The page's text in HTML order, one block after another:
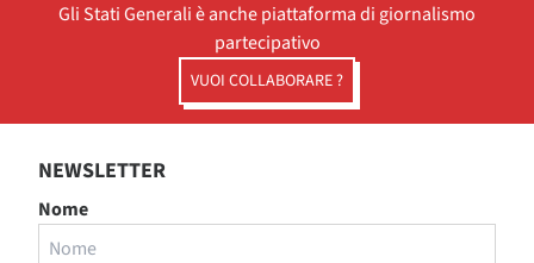
Gli Stati Generali è anche piattaforma di giornalismo
partecipativo
VUOI COLLABORARE ?
NEWSLETTER
Nome